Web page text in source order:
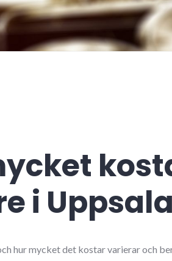
i
hur mycket det kostar varierar och